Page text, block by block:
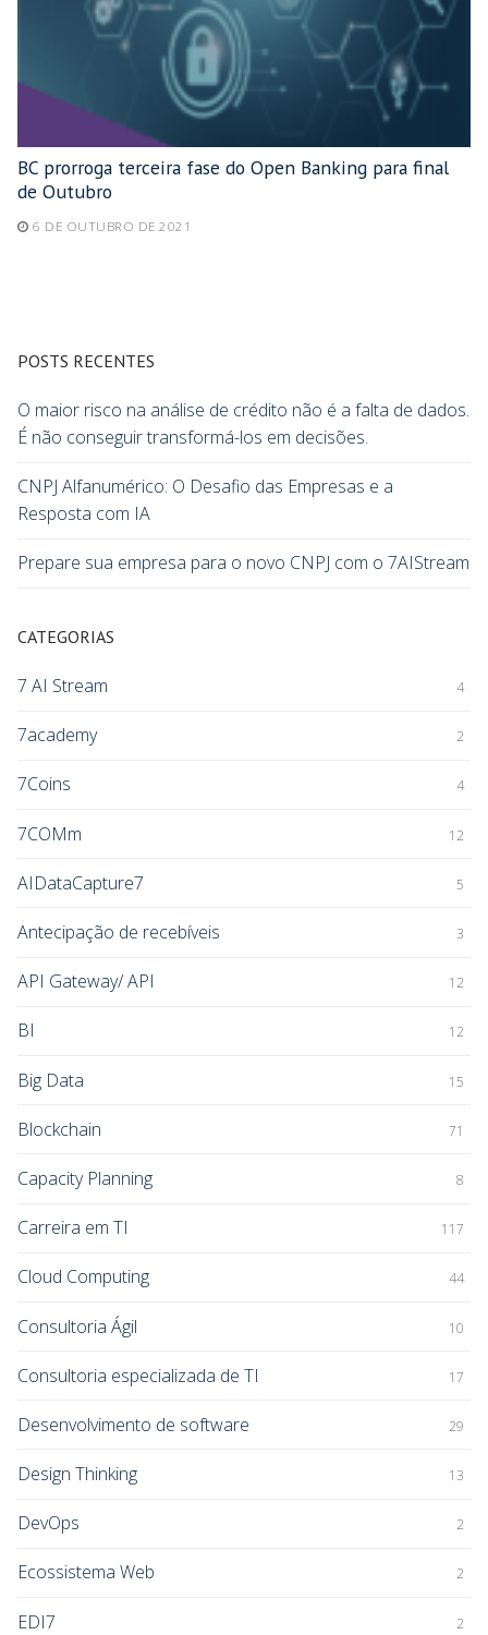
BC prorroga terceira fase do Open Banking para final
de Outubro
6 DE OUTUBRO DE 2021
POSTS RECENTES
O maior risco na análise de crédito não é a falta de dados.
É não conseguir transformá-los em decisões.
CNPJ Alfanumérico: O Desafio das Empresas e a
Resposta com IA
Prepare sua empresa para o novo CNPJ com o 7AIStream
CATEGORIAS
7 AI Stream 4
7academy 2
7Coins 4
7COMm 12
AIDataCapture7 5
Antecipação de recebíveis 3
API Gateway/ API 12
BI 12
Big Data 15
Blockchain 71
Capacity Planning 8
Carreira em TI 117
Cloud Computing 44
Consultoria Ágil 10
Consultoria especializada de TI 17
Desenvolvimento de software 29
Design Thinking 13
DevOps 2
Ecossistema Web 2
EDI7 2